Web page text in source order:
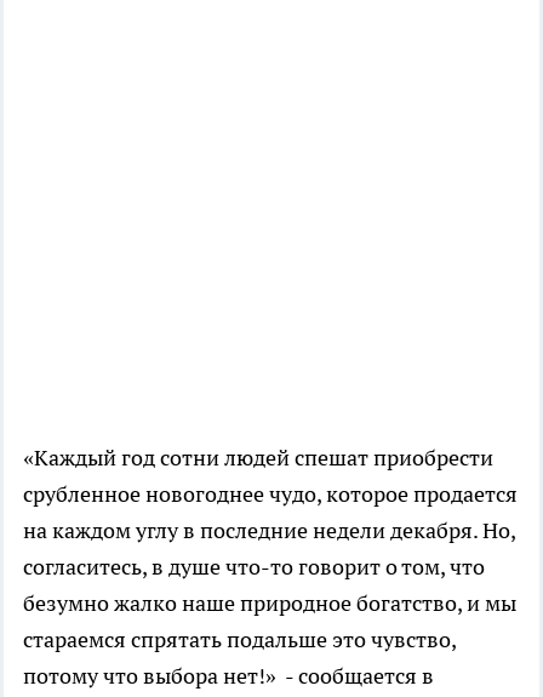
«Каждый год сотни людей спешат приобрести
срубленное новогоднее чудо, которое продается
на каждом углу в последние недели декабря. Но,
согласитесь, в душе что-то говорит о том, что
безумно жалко наше природное богатство, и мы
стараемся спрятать подальше это чувство,
потому что выбора нет!» - сообщается в